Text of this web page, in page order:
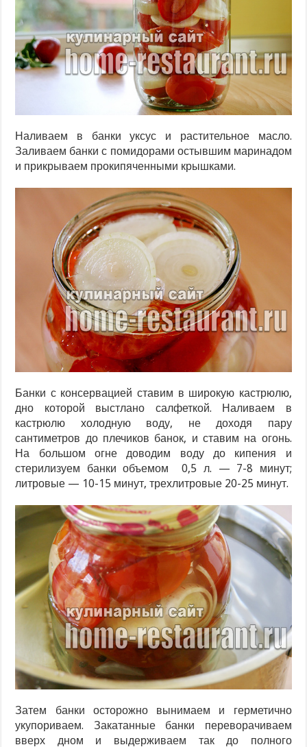
Наливаем в банки уксус и растительное масло.
Заливаем банки с помидорами остывшим маринадом
и прикрываем прокипяченными крышками.
Банки с консервацией ставим в широкую кастрюлю,
дно которой выстлано салфеткой. Наливаем в
кастрюлю холодную воду, не доходя пару
сантиметров до плечиков банок, и ставим на огонь.
На большом огне доводим воду до кипения и
стерилизуем банки объемом 0,5 л. — 7-8 минут;
литровые — 10-15 минут, трехлитровые 20-25 минут.
Затем банки осторожно вынимаем и герметично
укупориваем. Закатанные банки переворачиваем
вверх дном и выдерживаем так до полного